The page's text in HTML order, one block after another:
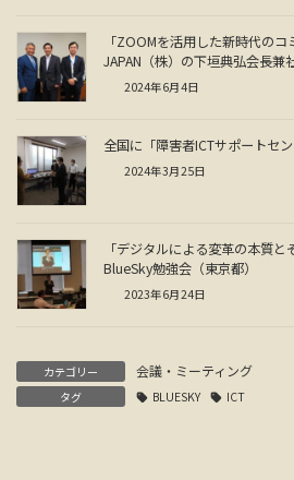
「ZOOMを活用した新時代の
JAPAN（株）の下垣典弘会長兼
2024年6月4日
全国に「障害者ICTサポートセ
2024年3月25日
「デジタルによる変革の本質
BlueSky勉強会（東京都）
2023年6月24日
カテゴリー 会議・ミーティング
タグ BLUESKY ICT